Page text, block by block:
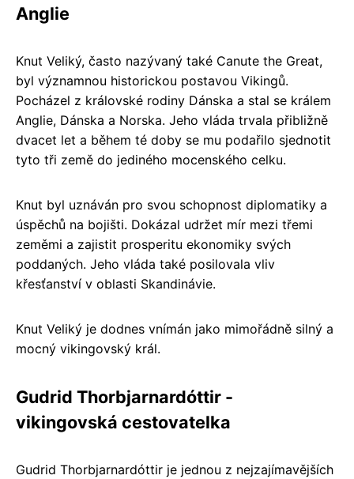
Anglie
Knut Veliký, často nazývaný také Canute the Great,
byl významnou historickou postavou Vikingů.
Pocházel z královské rodiny Dánska a stal se králem
Anglie, Dánska a Norska. Jeho vláda trvala přibližně
dvacet let a během té doby se mu podařilo sjednotit
tyto tři země do jediného mocenského celku.
Knut byl uznáván pro svou schopnost diplomatiky a
úspěchů na bojišti. Dokázal udržet mír mezi třemi
zeměmi a zajistit prosperitu ekonomiky svých
poddaných. Jeho vláda také posilovala vliv
křesťanství v oblasti Skandinávie.
Knut Veliký je dodnes vnímán jako mimořádně silný a
mocný vikingovský král.
Gudrid Thorbjarnardóttir -
vikingovská cestovatelka
Gudrid Thorbjarnardóttir je jednou z nejzajímavějších